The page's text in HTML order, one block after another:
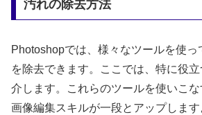
汚れの除去方法
Photoshopでは、様々なツールを使
を除去できます。ここでは、特に役
介します。これらのツールを使いこ
画像編集スキルが一段とアップします